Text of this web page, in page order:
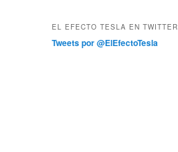
EL EFECTO TESLA EN TWITTER
Tweets por @ElEfectoTesla